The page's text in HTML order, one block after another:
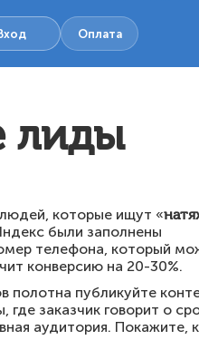
Оплата
лиды
которые ищут «
были заполнены
телефона, который
конверсию на 20-30%.
полотна публикуйте
заказчик говорит о
аудитория. Покажите,